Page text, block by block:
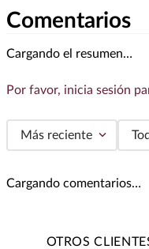
Comentarios
Cargando el resumen…
Por favor, inicia sesión
Más reciente
Cargando comentarios…
OTROS